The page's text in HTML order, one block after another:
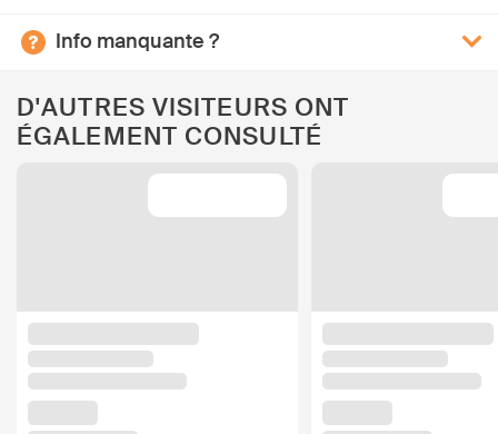
Info manquante ?
D'AUTRES VISITEURS ONT
ÉGALEMENT CONSULTÉ